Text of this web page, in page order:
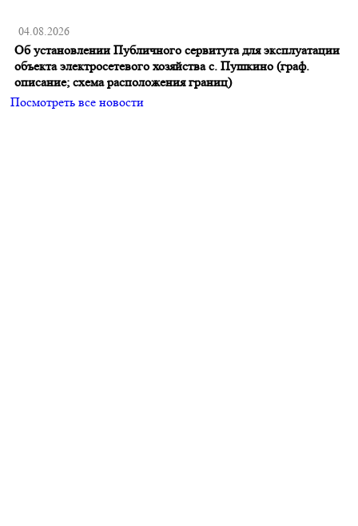
04.08.2026
Об установлении Публичного сервитута для эксплуатации
объекта электросетевого хозяйства с. Пушкино (граф.
описание; схема расположения границ)
Посмотреть все новости